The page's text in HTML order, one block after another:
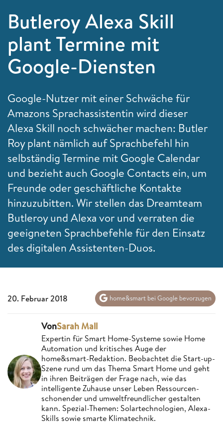
Butleroy Alexa Skill
plant Termine mit
Google-Diensten
Google-Nutzer mit einer Schwäche für
Amazons Sprachassistentin wird dieser
Alexa Skill noch schwächer machen: Butler
Roy plant nämlich auf Sprachbefehl hin
selbständig Termine mit Google Calendar
und bezieht auch Google Contacts ein, um
Freunde oder geschäftliche Kontakte
hinzuzubitten. Wir stellen das Dreamteam
Butleroy und Alexa vor und verraten die
geeigneten Sprachbefehle für den Einsatz
des digitalen Assistenten-Duos.
20. Februar 2018 home&smart bei Google bevorzugen
VonSarah Mall
Expertin für Smart Home-Systeme sowie Home
Automation und kritisches Auge der
home&smart-Redaktion. Beobachtet die Start-up-
Szene rund um das Thema Smart Home und geht
in ihren Beiträgen der Frage nach, wie das
intelligente Zuhause unser Leben Ressourcen-
schonender und umweltfreundlicher gestalten
kann. Spezial-Themen: Solartechnologien, Alexa-
Skills sowie smarte Klimatechnik.